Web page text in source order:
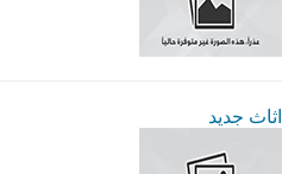
اثاث جديد